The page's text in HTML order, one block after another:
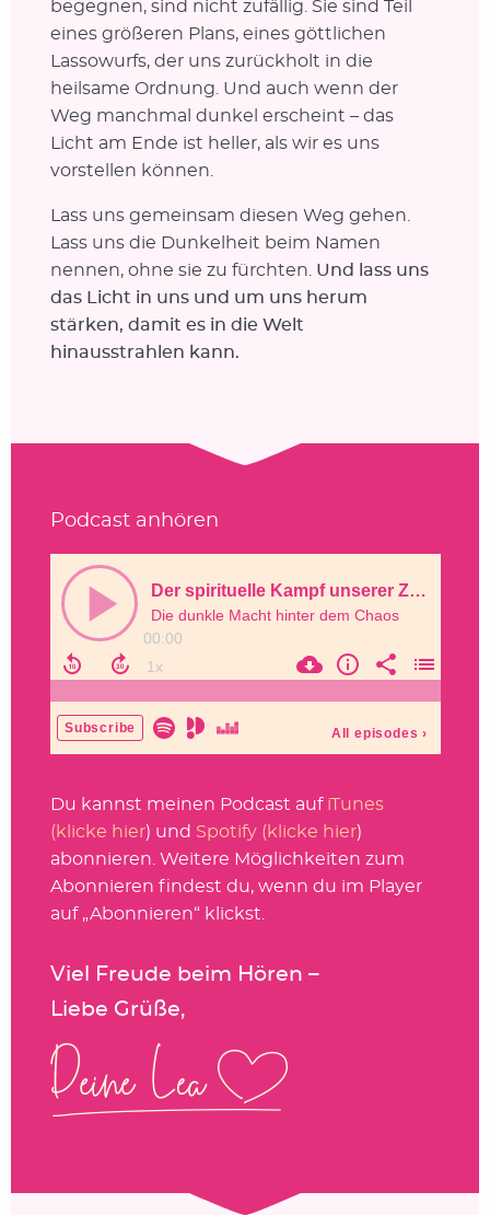
begegnen, sind nicht zufällig. Sie sind Teil
eines größeren Plans, eines göttlichen
Lassowurfs, der uns zurückholt in die
heilsame Ordnung. Und auch wenn der
Weg manchmal dunkel erscheint – das
Licht am Ende ist heller, als wir es uns
vorstellen können.
Lass uns gemeinsam diesen Weg gehen.
Lass uns die Dunkelheit beim Namen
nennen, ohne sie zu fürchten. Und lass uns
das Licht in uns und um uns herum
stärken, damit es in die Welt
hinausstrahlen kann.
Podcast anhören
Du kannst meinen Podcast auf iTunes
(klicke hier) und Spotify (klicke hier)
abonnieren. Weitere Möglichkeiten zum
Abonnieren findest du, wenn du im Player
auf „Abonnieren“ klickst.
Viel Freude beim Hören –
Liebe Grüße,